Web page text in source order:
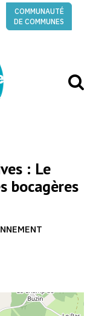
COMMUNAUTÉ
DE COMMUNES
: Le
bocagères